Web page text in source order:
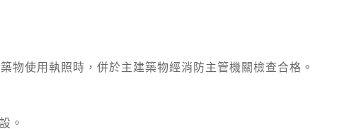
物使用執照時，併於主建築物經消防主管機關檢查合格。
。